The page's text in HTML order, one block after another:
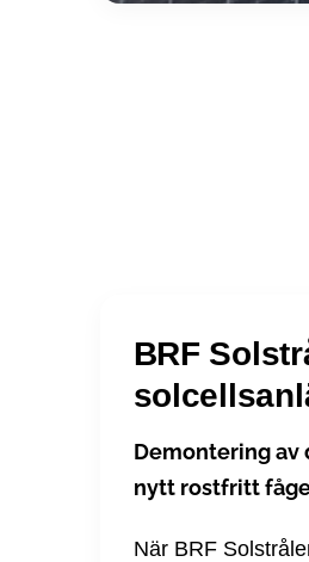
BRF
Demontering av
nytt rostfritt
När BRF